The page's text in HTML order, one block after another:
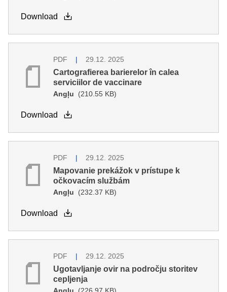
Download
PDF 29.12. 2025
Cartografierea barierelor în calea
serviciilor de vaccinare
Angļu (210.55 KB)
Download
PDF 29.12. 2025
Mapovanie prekážok v prístupe k
očkovacím službám
Angļu (232.37 KB)
Download
PDF 29.12. 2025
Ugotavljanje ovir na področju storitev
cepljenja
Angļu (226.97 KB)